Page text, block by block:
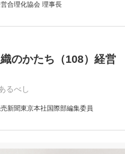
合理化協会 理事長
のかたち（108）経営
るべし
新聞東京本社国際部編集委員